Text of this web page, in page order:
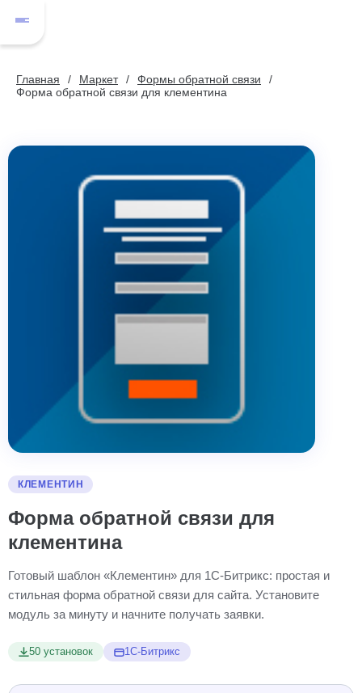
Главная Маркет
Формы обратной связи
Форма обратной связи для клементина
КЛЕМЕНТИН
Форма обратной связи для
клементина
Готовый шаблон «Клементин» для 1С-Битрикс: простая и
стильная форма обратной связи для сайта. Установите
модуль за минуту и начните получать заявки.
50 установок 1С-Битрикс